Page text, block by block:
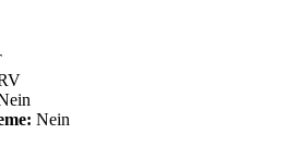
Nein